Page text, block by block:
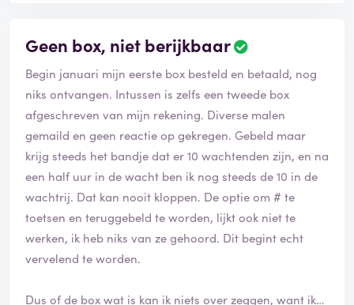
Geen box, niet berijkbaar
Begin januari mijn eerste box besteld en betaald, nog
niks ontvangen. Intussen is zelfs een tweede box
afgeschreven van mijn rekening. Diverse malen
gemaild en geen reactie op gekregen. Gebeld maar
krijg steeds het bandje dat er 10 wachtenden zijn, en na
een half uur in de wacht ben ik nog steeds de 10 in de
wachtrij. Dat kan nooit kloppen. De optie om # te
toetsen en teruggebeld te worden, lijkt ook niet te
werken, ik heb niks van ze gehoord. Dit begint echt
vervelend te worden.
Dus of de box wat is kan ik niets over zeggen, want ik